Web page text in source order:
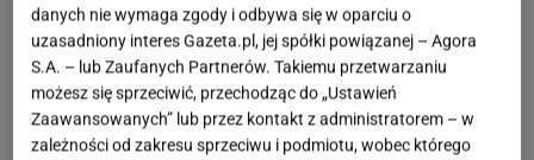
danych nie wymaga zgody i odbywa się w oparciu o
uzasadniony interes Gazeta.pl, jej spółki powiązanej – Agora
S.A. – lub Zaufanych Partnerów. Takiemu przetwarzaniu
możesz się sprzeciwić, przechodząc do „Ustawień
Zaawansowanych” lub przez kontakt z administratorem – w
zależności od zakresu sprzeciwu i podmiotu, wobec którego